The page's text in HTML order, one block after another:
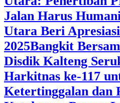
Jalan Harus
Utara Beri
2025‎Bangkit
Disdik Kalteng
Harkitnas ke-117
Ketertinggalan dan